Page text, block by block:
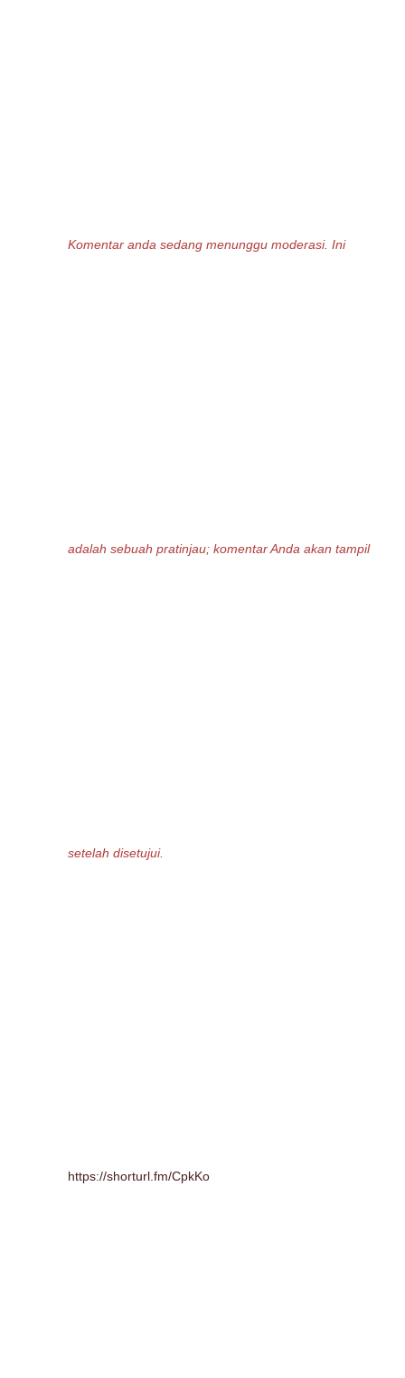
Komentar anda sedang menunggu moderasi. Ini
adalah sebuah pratinjau; komentar Anda akan tampil
setelah disetujui.
https://shorturl.fm/CpkKo